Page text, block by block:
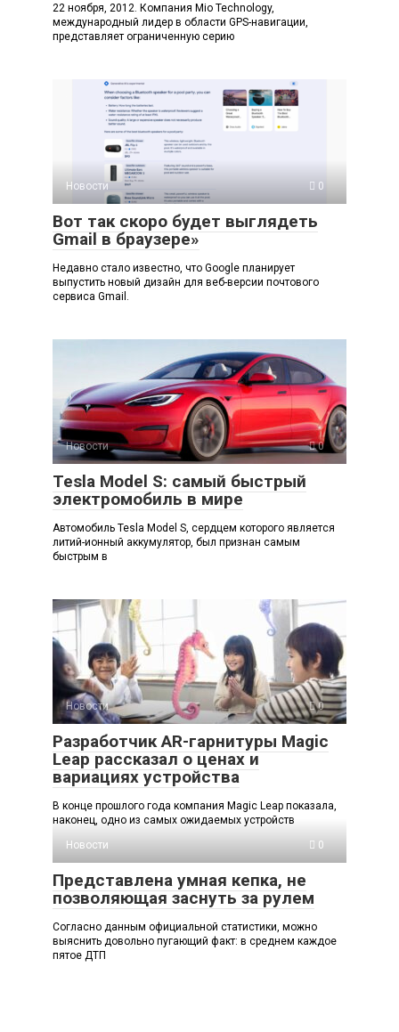
22 ноября, 2012. Компания Mio Technology,
международный лидер в области GPS-навигации,
представляет ограниченную серию
Новости 0
Вот так скоро будет выглядеть
Gmail в браузере»
Недавно стало известно, что Google планирует
выпустить новый дизайн для веб-версии почтового
сервиса Gmail.
Новости 0
Tesla Model S: самый быстрый
электромобиль в мире
Автомобиль Tesla Model S, сердцем которого является
литий-ионный аккумулятор, был признан самым
быстрым в
Новости 0
Разработчик AR-гарнитуры Magic
Leap рассказал о ценах и
вариациях устройства
В конце прошлого года компания Magic Leap показала,
наконец, одно из самых ожидаемых устройств
Новости
0
Представлена умная кепка, не
позволяющая заснуть за рулем
Согласно данным официальной статистики, можно
выяснить довольно пугающий факт: в среднем каждое
пятое ДТП